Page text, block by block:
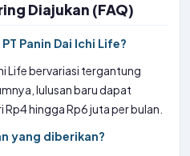
Diajukan (FAQ)
Panin Dai Ichi Life?
Life bervariasi tergantung
lulusan baru dapat
hingga Rp6 juta per bulan.
yang diberikan?